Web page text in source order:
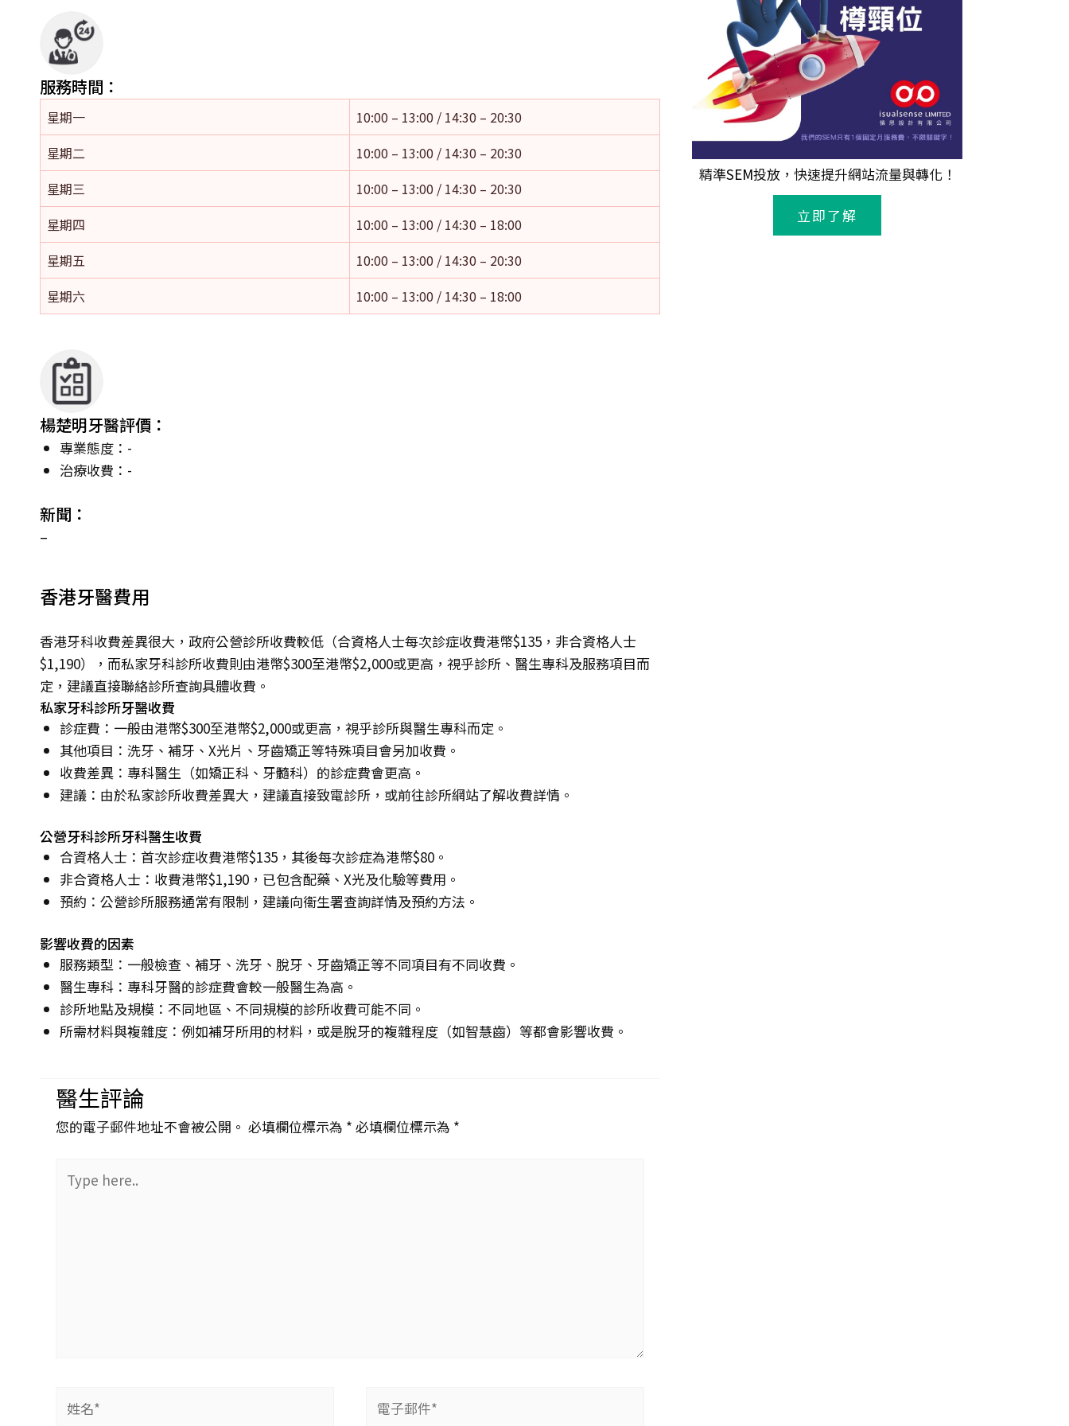
服務時間：
星期一
10:00 – 13:00 / 14:30 – 20:30
星期二
10:00 – 13:00 / 14:30 – 20:30
星期三
10:00 – 13:00 / 14:30 – 20:30
星期四
10:00 – 13:00 / 14:30 – 18:00
星期五
10:00 – 13:00 / 14:30 – 20:30
星期六
10:00 – 13:00 / 14:30 – 18:00
楊楚明牙醫評價：
專業態度：-
治療收費：-
新聞：
–
香港牙醫費用
香港牙科收費差異很大，政府公營診所收費較低（合資格人士每次診症收費港幣$135，非合資格人士
$1,190），而私家牙科診所收費則由港幣$300至港幣$2,000或更高，視乎診所、醫生專科及服務項目而
定，建議直接聯絡診所查詢具體收費。
私家牙科診所牙醫收費
診症費：一般由港幣$300至港幣$2,000或更高，視乎診所與醫生專科而定。
其他項目：洗牙、補牙、X光片、牙齒矯正等特殊項目會另加收費。
收費差異：專科醫生（如矯正科、牙髓科）的診症費會更高。
建議：由於私家診所收費差異大，建議直接致電診所，或前往診所網站了解收費詳情。
公營牙科診所牙科醫生收費
合資格人士：首次診症收費港幣$135，其後每次診症為港幣$80。
非合資格人士：收費港幣$1,190，已包含配藥、X光及化驗等費用。
預約：公營診所服務通常有限制，建議向衞生署查詢詳情及預約方法。
影響收費的因素
服務類型：一般檢查、補牙、洗牙、脫牙、牙齒矯正等不同項目有不同收費。
醫生專科：專科牙醫的診症費會較一般醫生為高。
診所地點及規模：不同地區、不同規模的診所收費可能不同。
所需材料與複雜度：例如補牙所用的材料，或是脫牙的複雜程度（如智慧齒）等都會影響收費。
醫生評論
您的電子郵件地址不會被公開。 必填欄位標示為 * 必填欄位標示為 *
here..
名
精準SEM投放，快速提升網站流量與轉化！
立即了解